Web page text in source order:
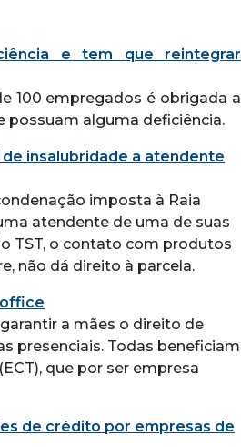
e tem que reintegrar
100 empregados é obrigada a
possuam alguma deficiência.
insalubridade a atendente
imposta à Raia
atendente de uma de suas
TST, o contato com produtos
não dá direito à parcela.
a mães o direito de
presenciais. Todas beneficiam
que por ser empresa
de crédito por empresas de